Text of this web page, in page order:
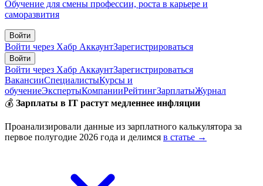
Обучение для смены профессии, роста в карьере и
саморазвития
Войти
Войти через Хабр АккаунтЗарегистрироваться
Войти
Войти через Хабр АккаунтЗарегистрироваться
ВакансииСпециалистыКурсы и
обучениеЭкспертыКомпанииРейтингЗарплатыЖурнал
💰 Зарплаты в IT растут медленнее инфляции
Проанализировали данные из зарплатного калькулятора за
первое полугодие 2026 года и делимся в статье →